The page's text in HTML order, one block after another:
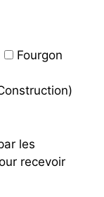
Fourgon
les
recevoir